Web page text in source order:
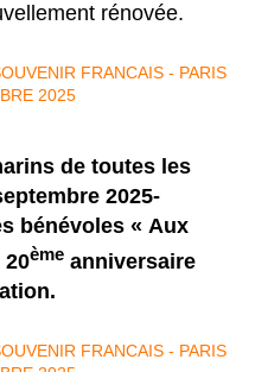
rénovée.
de toutes les
2025-
bénévoles « Aux
ème anniversaire